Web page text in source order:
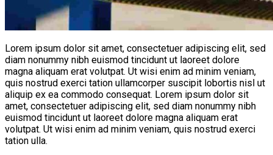
Lorem ipsum dolor sit amet, consectetuer adipiscing elit, sed
diam nonummy nibh euismod tincidunt ut laoreet dolore
magna aliquam erat volutpat. Ut wisi enim ad minim veniam,
quis nostrud exerci tation ullamcorper suscipit lobortis nisl ut
aliquip ex ea commodo consequat. Lorem ipsum dolor sit
amet, consectetuer adipiscing elit, sed diam nonummy nibh
euismod tincidunt ut laoreet dolore magna aliquam erat
volutpat. Ut wisi enim ad minim veniam, quis nostrud exerci
tation ulla.